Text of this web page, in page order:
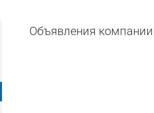
Объявления компании